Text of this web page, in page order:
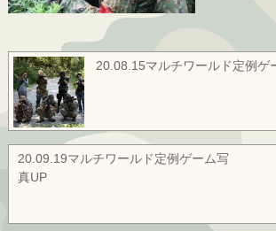
20.08.15マルチワールド定例ゲ
20.09.19マルチワールド定例ゲーム写
真UP